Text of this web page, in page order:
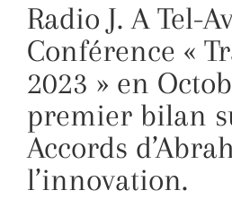
Radio J. A Tel-
Conférence «
2023 » en
premier bilan
Accords
l’innovation.